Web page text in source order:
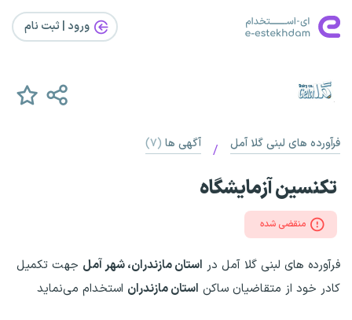
ورود | ثبت‌ نام
فرآورده های لبنی گلا آمل / آگهی ها (۷)
تکنسین آزمایشگاه
منقضی شده
فرآورده های لبنی گلا آمل در استان مازندران، شهر آمل جهت تکمیل
کادر خود از متقاضیان ساکن استان مازندران استخدام می‌نماید